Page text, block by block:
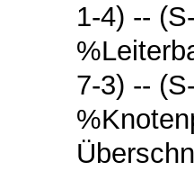
1-4) --
7-3) --